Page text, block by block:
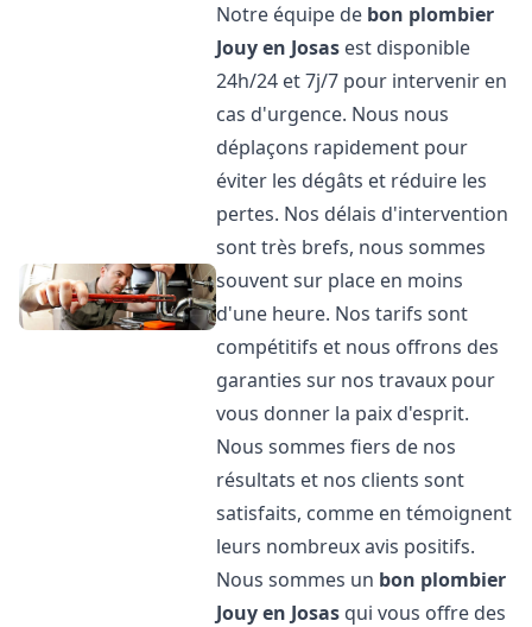
Notre équipe de bon plombier
Jouy en Josas est disponible
24h/24 et 7j/7 pour intervenir en
cas d'urgence. Nous nous
déplaçons rapidement pour
éviter les dégâts et réduire les
pertes. Nos délais d'intervention
sont très brefs, nous sommes
souvent sur place en moins
d'une heure. Nos tarifs sont
compétitifs et nous offrons des
garanties sur nos travaux pour
vous donner la paix d'esprit.
Nous sommes fiers de nos
résultats et nos clients sont
satisfaits, comme en témoignent
leurs nombreux avis positifs.
Nous sommes un bon plombier
Jouy en Josas qui vous offre des